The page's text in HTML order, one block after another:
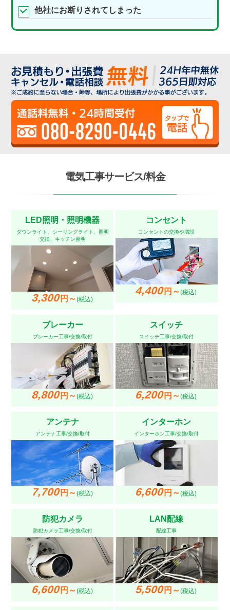
他社にお断りされてしまった
電気工事サービス/料金
LED照明・照明機器
ダウンライト、シーリングライト、照明
交換、キッチン照明
3,300円～(税込)
コンセント
コンセントの交換や増設
4,400円～(税込)
ブレーカー
ブレーカー工事/交換/取付
8,800円～(税込)
スイッチ
スイッチ工事/交換/取付
6,200円～(税込)
アンテナ
アンテナ工事/交換/取付
7,700円～(税込)
インターホン
インターホン工事/交換/取付
6,600円～(税込)
防犯カメラ
防犯カメラ工事/交換/取付
6,600円～(税込)
LAN配線
配線工事
5,500円～(税込)